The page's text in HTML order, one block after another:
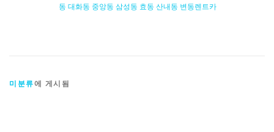
동 대화동 중앙동 삼성동 효동 산내동 변동렌트카
미분류에 게시됨